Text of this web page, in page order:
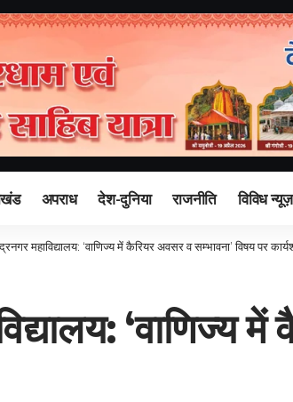
अपराध देश-दुनिया राजनीति विविध न्यूज़
महाविद्यालय: ‘वाणिज्य में कैरियर अवसर व सम्भावना’ विषय पर
‘वाणिज्य